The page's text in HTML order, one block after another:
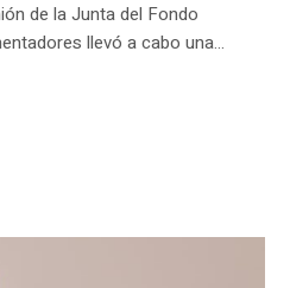
de la Junta del Fondo
llevó a cabo una...